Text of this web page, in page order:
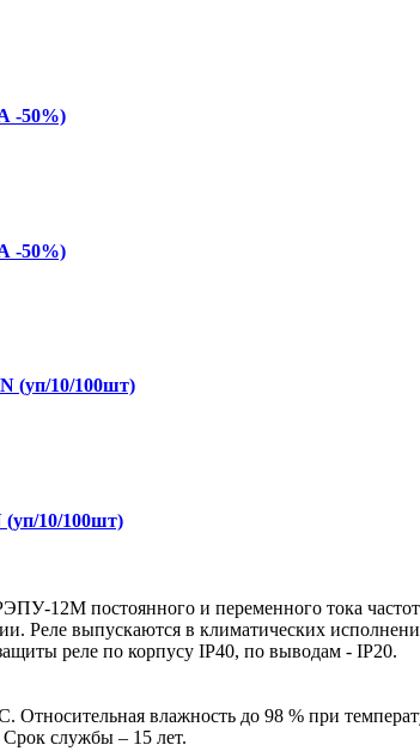
-50%)
-50%)
(уп/10/100шт)
(уп/10/100шт)
12М постоянного и переменного тока
Реле выпускаются в климатических
реле по корпусу IP40, по выводам - IP20.
влажность до 98 % при
Срок службы – 15 лет.